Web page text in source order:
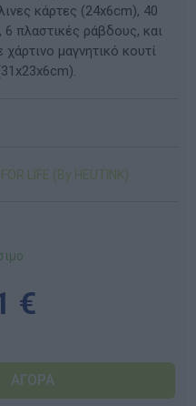
κάρτες (24x6cm), 40
6 πλαστικές ράβδους, και
μαγνητικό κουτί
LIFE (By HEUTINK)
€